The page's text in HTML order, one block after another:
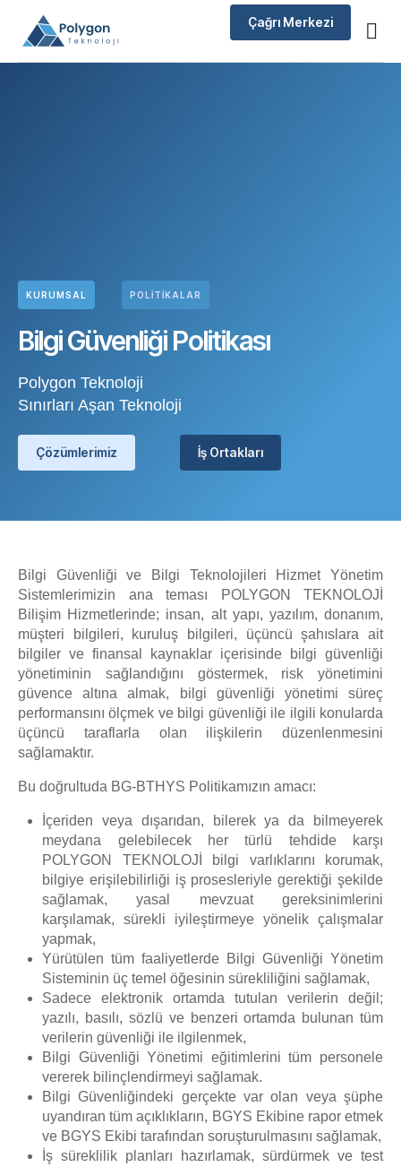
Çağrı Merkezi
KURUMSAL POLITIKALAR
Bilgi Güvenliği Politikası
Polygon Teknoloji
Sınırları Aşan Teknoloji
Çözümlerimiz İş Ortakları
Bilgi Güvenliği ve Bilgi Teknolojileri Hizmet Yönetim
Sistemlerimizin ana teması POLYGON TEKNOLOJİ
Bilişim Hizmetlerinde; insan, alt yapı, yazılım, donanım,
müşteri bilgileri, kuruluş bilgileri, üçüncü şahıslara ait
bilgiler ve finansal kaynaklar içerisinde bilgi güvenliği
yönetiminin sağlandığını göstermek, risk yönetimini
güvence altına almak, bilgi güvenliği yönetimi süreç
performansını ölçmek ve bilgi güvenliği ile ilgili konularda
üçüncü taraflarla olan ilişkilerin düzenlenmesini
sağlamaktır.
Bu doğrultuda BG-BTHYS Politikamızın amacı:
İçeriden veya dışarıdan, bilerek ya da bilmeyerek
meydana gelebilecek her türlü tehdide karşı
POLYGON TEKNOLOJİ bilgi varlıklarını korumak,
bilgiye erişilebilirliği iş prosesleriyle gerektiği şekilde
sağlamak, yasal mevzuat gereksinimlerini
karşılamak, sürekli iyileştirmeye yönelik çalışmalar
yapmak,
Yürütülen tüm faaliyetlerde Bilgi Güvenliği Yönetim
Sisteminin üç temel öğesinin sürekliliğini sağlamak,
Sadece elektronik ortamda tutulan verilerin değil;
yazılı, basılı, sözlü ve benzeri ortamda bulunan tüm
verilerin güvenliği ile ilgilenmek,
Bilgi Güvenliği Yönetimi eğitimlerini tüm personele
vererek bilinçlendirmeyi sağlamak.
Bilgi Güvenliğindeki gerçekte var olan veya şüphe
uyandıran tüm açıklıkların, BGYS Ekibine rapor etmek
ve BGYS Ekibi tarafından soruşturulmasını sağlamak,
İş süreklilik planları hazırlamak, sürdürmek ve test